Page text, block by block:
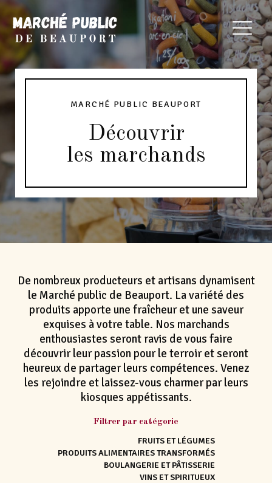
MARCHÉ PUBLIC BEAUPORT
Découvrir
les marchands
De nombreux producteurs et artisans dynamisent
le Marché public de Beauport. La variété des
produits apporte une fraîcheur et une saveur
exquises à votre table. Nos marchands
enthousiastes seront ravis de vous faire
découvrir leur passion pour le terroir et seront
heureux de partager leurs compétences. Venez
les rejoindre et laissez-vous charmer par leurs
kiosques appétissants.
Filtrer par catégorie
FRUITS ET LÉGUMES
PRODUITS ALIMENTAIRES TRANSFORMÉS
BOULANGERIE ET PÂTISSERIE
VINS ET SPIRITUEUX